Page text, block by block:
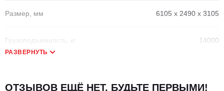
Размер, мм 6105 х 2490 х 3105
Грузоподъемность, кг 14000
РАЗВЕРНУТЬ
ОТЗЫВОВ ЕЩЁ НЕТ, БУДЬТЕ ПЕРВЫМИ!